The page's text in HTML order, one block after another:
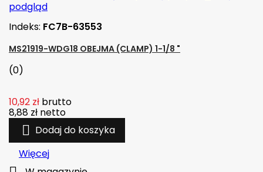
podgląd
Indeks: FC7B-63553
MS21919-WDG18 OBEJMA (CLAMP) 1-1/8 "
(0)
10,92 zł brutto
8,88 zł netto
 Dodaj do koszyka
Więcej